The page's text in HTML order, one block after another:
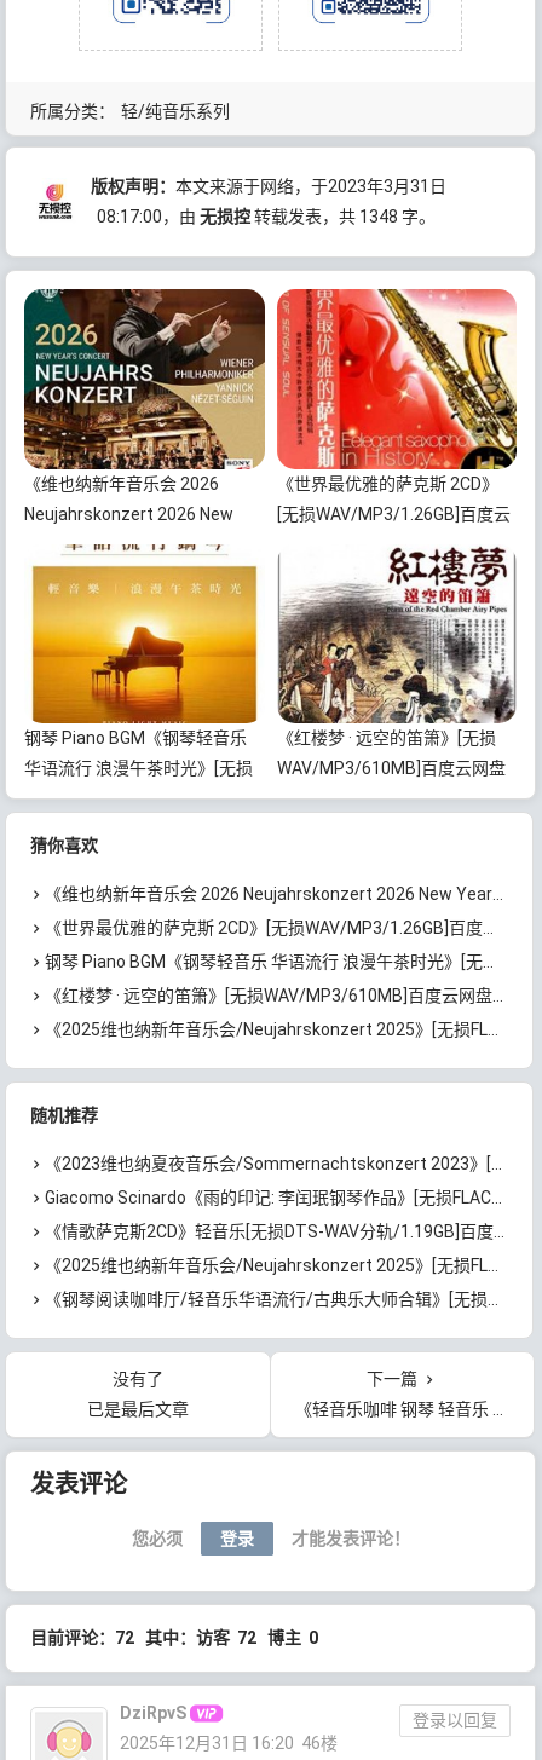
所属分类： 轻/纯音乐系列
版权声明：本文来源于网络，于2023年3月31日
08:17:00，由无损控转载发表，共 1348 字。
《维也纳新年音乐会 2026
Neujahrskonzert 2026 New
Year’s Concert 2026》[无损
FLAC/MP3/1.95GB]百度云网盘
《世界最优雅的萨克斯 2CD》
[无损WAV/MP3/1.26GB]百度云
钢琴 Piano BGM《钢琴轻音乐
华语流行 浪漫午茶时光》[无损
FLAC/MP3/771MB]百度云网盘
《红楼梦 · 远空的笛箫》[无损
WAV/MP3/610MB]百度云网盘
下载
猜你喜欢
《维也纳新年音乐会 2026 Neujahrskonzert 2026 New Year’s Concert 2026》[无损FLAC/MP3/1.95GB]百度云网盘下载
《世界最优雅的萨克斯 2CD》[无损WAV/MP3/1.26GB]百度云网盘下载
钢琴 Piano BGM《钢琴轻音乐 华语流行 浪漫午茶时光》[无损FLAC/MP3/771MB]百度云网盘下载
《红楼梦 · 远空的笛箫》[无损WAV/MP3/610MB]百度云网盘下载
《2025维也纳新年音乐会/Neujahrskonzert 2025》[无损FLAC/MP3/1.93GB]百度云网盘下载
随机推荐
《2023维也纳夏夜音乐会/Sommernachtskonzert 2023》[无损FLAC/MP3/1.53GB]百度云网盘下载
Giacomo Scinardo《雨的印记: 李闰珉钢琴作品》[无损FLAC/MP3/0.98GB]百度云网盘下载
《情歌萨克斯2CD》轻音乐[无损DTS-WAV分轨/1.19GB]百度云网盘下载
《2025维也纳新年音乐会/Neujahrskonzert 2025》[无损FLAC/MP3/1.93GB]百度云网盘下载
《钢琴阅读咖啡厅/轻音乐华语流行/古典乐大师合辑》[无损FLAC/MP3/1.09GB]百度云网盘下载
没有了
已是最后文章
下一篇
《轻音乐咖啡 钢琴 轻音乐 读书背景 国语流行曲》[无损FLAC/MP3/833MB]百度云网盘下载
文章导航
发表评论
您必须 登录 才能发表评论！
目前评论：72 其中：访客 72 博主 0
DziRpvS
登录以回复
2025年12月31日 16:20 46楼